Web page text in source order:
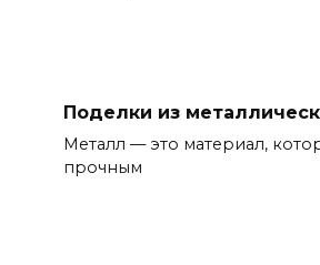
Поделки из
Металл — это материал,
прочным